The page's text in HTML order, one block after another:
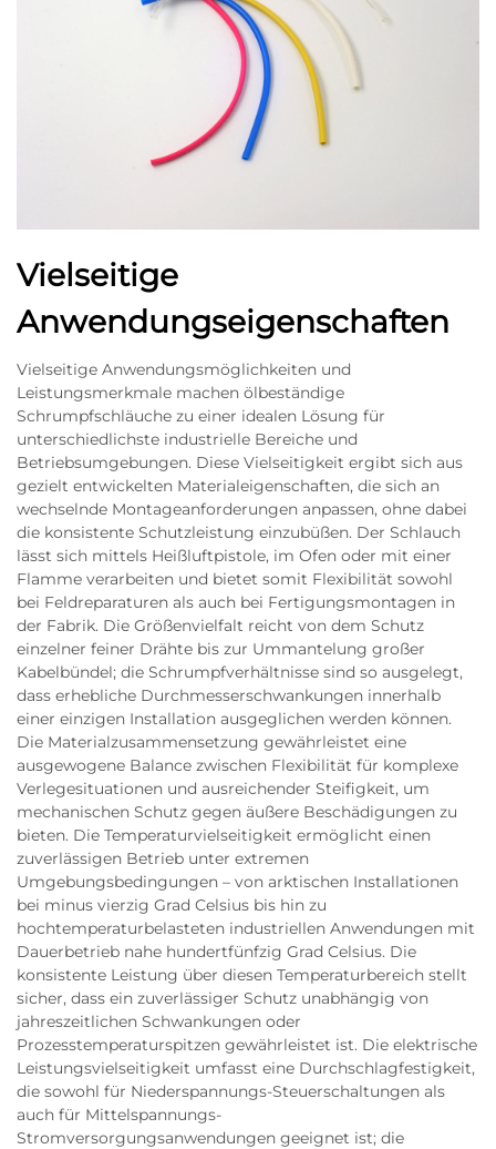
Vielseitige
Anwendungseigenschaften
Vielseitige Anwendungsmöglichkeiten und
Leistungsmerkmale machen ölbeständige
Schrumpfschläuche zu einer idealen Lösung für
unterschiedlichste industrielle Bereiche und
Betriebsumgebungen. Diese Vielseitigkeit ergibt sich aus
gezielt entwickelten Materialeigenschaften, die sich an
wechselnde Montageanforderungen anpassen, ohne dabei
die konsistente Schutzleistung einzubüßen. Der Schlauch
lässt sich mittels Heißluftpistole, im Ofen oder mit einer
Flamme verarbeiten und bietet somit Flexibilität sowohl
bei Feldreparaturen als auch bei Fertigungsmontagen in
der Fabrik. Die Größenvielfalt reicht von dem Schutz
einzelner feiner Drähte bis zur Ummantelung großer
Kabelbündel; die Schrumpfverhältnisse sind so ausgelegt,
dass erhebliche Durchmesserschwankungen innerhalb
einer einzigen Installation ausgeglichen werden können.
Die Materialzusammensetzung gewährleistet eine
ausgewogene Balance zwischen Flexibilität für komplexe
Verlegesituationen und ausreichender Steifigkeit, um
mechanischen Schutz gegen äußere Beschädigungen zu
bieten. Die Temperaturvielseitigkeit ermöglicht einen
zuverlässigen Betrieb unter extremen
Umgebungsbedingungen – von arktischen Installationen
bei minus vierzig Grad Celsius bis hin zu
hochtemperaturbelasteten industriellen Anwendungen mit
Dauerbetrieb nahe hundertfünfzig Grad Celsius. Die
konsistente Leistung über diesen Temperaturbereich stellt
sicher, dass ein zuverlässiger Schutz unabhängig von
jahreszeitlichen Schwankungen oder
Prozesstemperaturspitzen gewährleistet ist. Die elektrische
Leistungsvielseitigkeit umfasst eine Durchschlagfestigkeit,
die sowohl für Niederspannungs-Steuerschaltungen als
auch für Mittelspannungs-
Stromversorgungsanwendungen geeignet ist; die